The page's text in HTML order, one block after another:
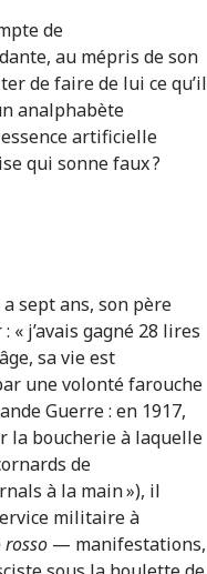
de
au mépris de son
de faire de lui ce qu’il
analphabète
artificielle
qui sonne faux ?
sept ans, son père
j’avais gagné 28 lires
sa vie est
une volonté farouche
Guerre : en 1917,
la boucherie à laquelle
de
à la main »), il
militaire à
— manifestations,